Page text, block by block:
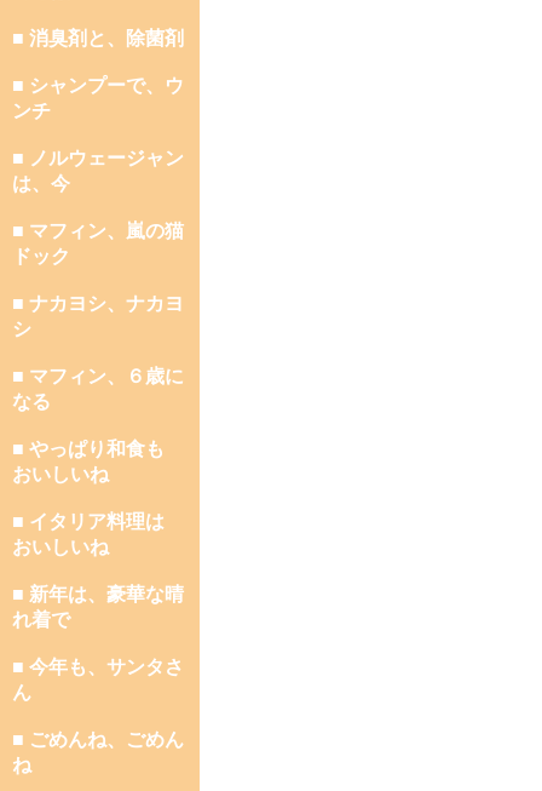
■ 消臭剤と、除菌剤
■ シャンプーで、ウ
ンチ
■ ノルウェージャン
は、今
■ マフィン、嵐の猫
ドック
■ ナカヨシ、ナカヨ
シ
■ マフィン、６歳に
なる
■ やっぱり和食も
おいしいね
■ イタリア料理は
おいしいね
■ 新年は、豪華な晴
れ着で
■ 今年も、サンタさ
ん
■ ごめんね、ごめん
ね